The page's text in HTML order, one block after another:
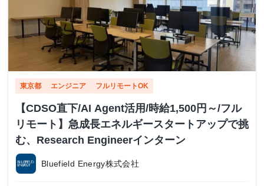
東京都 エンジニア フルリモートOK
【CDSO直下/AI Agent活用/時給1,500円～/フル
リモート】急成長エネルギースタートアップで挑
む、Research Engineerインターン
Bluefield Energy株式会社